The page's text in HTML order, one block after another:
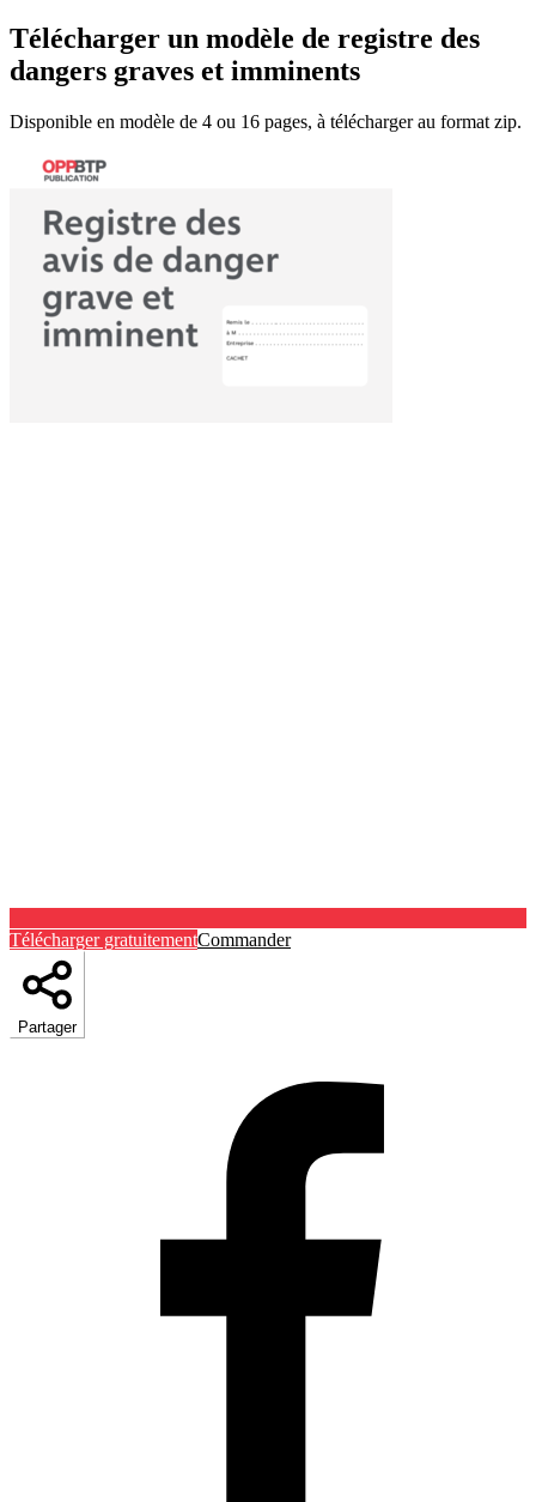
Télécharger un modèle de registre des
dangers graves et imminents
Disponible en modèle de 4 ou 16 pages, à télécharger au format zip.
Télécharger gratuitementCommander
Partager